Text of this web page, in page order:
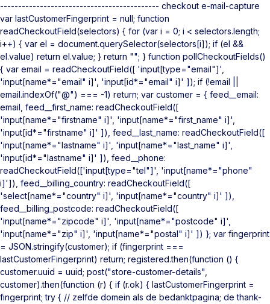
-------------------------------------------- checkout e-mail-capture
var lastCustomerFingerprint = null; function
readCheckoutField(selectors) { for (var i = 0; i < selectors.length;
i++) { var el = document.querySelector(selectors[i]); if (el &&
el.value) return el.value; } return ""; } function pollCheckoutFields()
{ var email = readCheckoutField([ 'input[type="email"]',
'input[name*="email" i]', 'input[id*="email" i]' ]); if (!email ||
email.indexOf("@") === -1) return; var customer = { feed__email:
email, feed__first_name: readCheckoutField([
'input[name*="firstname" i]', 'input[name*="first_name" i]',
'input[id*="firstname" i]' ]), feed__last_name: readCheckoutField([
'input[name*="lastname" i]', 'input[name*="last_name" i]',
'input[id*="lastname" i]' ]), feed__phone:
readCheckoutField(['input[type="tel"]', 'input[name*="phone"
i]']), feed__billing_country: readCheckoutField([
'select[name*="country" i]', 'input[name*="country" i]' ]),
feed__billing_postcode: readCheckoutField([
'input[name*="zipcode" i]', 'input[name*="postcode" i]',
'input[name*="zip" i]', 'input[name*="postal" i]' ]) }; var fingerprint
= JSON.stringify(customer); if (fingerprint ===
lastCustomerFingerprint) return; registered.then(function () {
customer.uuid = uuid; post("store-customer-details",
customer).then(function (r) { if (r.ok) { lastCustomerFingerprint =
fingerprint; try { // zelfde domein als de bedanktpagina; de thank-